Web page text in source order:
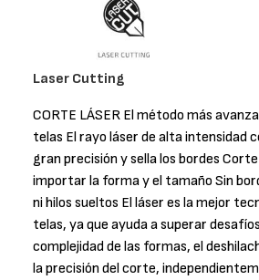
Laser Cutting
CORTE LÁSER El método más
telas El rayo láser de alta intensidad
gran precisión y sella los bordes
importar la forma y el tamaño Sin
ni hilos sueltos El láser es la mejor
telas, ya que ayuda a superar
complejidad de las formas, el
la precisión del corte,